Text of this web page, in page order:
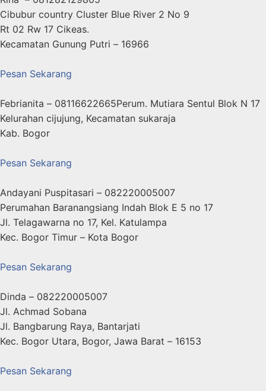
Cibubur country Cluster Blue River 2 No 9
Rt 02 Rw 17 Cikeas.
Kecamatan Gunung Putri – 16966
Pesan Sekarang
Febrianita – 08116622665Perum. Mutiara Sentul Blok N 17
Kelurahan cijujung, Kecamatan sukaraja
Kab. Bogor
Pesan Sekarang
Andayani Puspitasari – 082220005007
Perumahan Baranangsiang Indah Blok E 5 no 17
Jl. Telagawarna no 17, Kel. Katulampa
Kec. Bogor Timur – Kota Bogor
Pesan Sekarang
Dinda – 082220005007
Jl. Achmad Sobana
Jl. Bangbarung Raya, Bantarjati
Kec. Bogor Utara, Bogor, Jawa Barat – 16153
Pesan Sekarang